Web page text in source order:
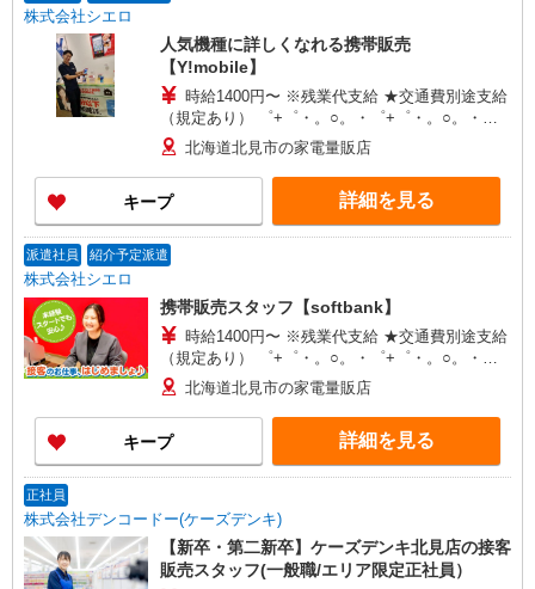
株式会社シエロ
人気機種に詳しくなれる携帯販売
【Y!mobile】
時給1400円〜 ※残業代支給 ★交通費別途支給
（規定あり） ゜+゜・。○。・゜+゜・。○。・゜
+゜ 入社祝い金10万円支給(規定有) お友達を紹介
頂くと, インセンティブ支給(規定有) ★月2回払
い・週払い可能（規程有）★ ゜・。○。・゜
+゜・。○。・゜+゜
北海道北見市の家電量販店
キープ 詳細を見る
派遣社員 紹介予定派遣
株式会社シエロ
携帯販売スタッフ【softbank】
時給1400円〜 ※残業代支給 ★交通費別途支給
（規定あり） ゜+゜・。○。・゜+゜・。○。・゜
+゜ 入社祝い金10万円支給(規定有) お友達を紹介
頂くと, インセンティブ支給(規定有) ★月2回払
い・週払い可能（規程有）★ ゜・。○。・゜
+゜・。○。・゜+゜
北海道北見市の家電量販店
キープ 詳細を見る
正社員
株式会社デンコードー(ケーズデンキ)
【新卒・第二新卒】ケーズデンキ北見店の接客
販売スタッフ(一般職/エリア限定正社員）